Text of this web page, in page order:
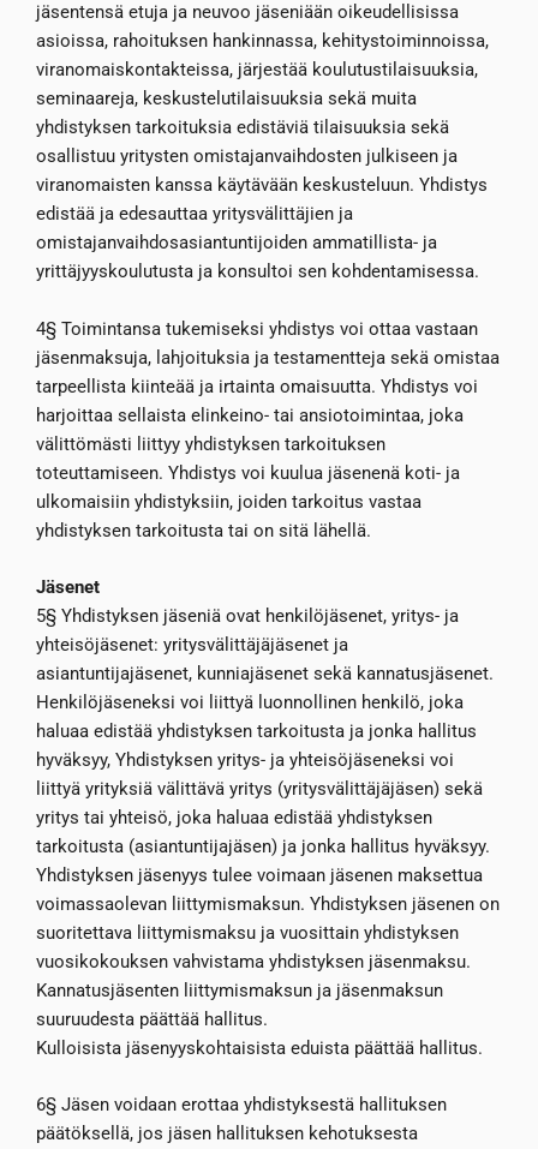
jäsentensä etuja ja neuvoo jäseniään oikeudellisissa
asioissa, rahoituksen hankinnassa, kehitystoiminnoissa,
viranomaiskontakteissa, järjestää koulutustilaisuuksia,
seminaareja, keskustelutilaisuuksia sekä muita
yhdistyksen tarkoituksia edistäviä tilaisuuksia sekä
osallistuu yritysten omistajanvaihdosten julkiseen ja
viranomaisten kanssa käytävään keskusteluun. Yhdistys
edistää ja edesauttaa yritysvälittäjien ja
omistajanvaihdosasiantuntijoiden ammatillista- ja
yrittäjyyskoulutusta ja konsultoi sen kohdentamisessa.
4§ Toimintansa tukemiseksi yhdistys voi ottaa vastaan
jäsenmaksuja, lahjoituksia ja testamentteja sekä omistaa
tarpeellista kiinteää ja irtainta omaisuutta. Yhdistys voi
harjoittaa sellaista elinkeino- tai ansiotoimintaa, joka
välittömästi liittyy yhdistyksen tarkoituksen
toteuttamiseen. Yhdistys voi kuulua jäsenenä koti- ja
ulkomaisiin yhdistyksiin, joiden tarkoitus vastaa
yhdistyksen tarkoitusta tai on sitä lähellä.
Jäsenet
5§ Yhdistyksen jäseniä ovat henkilöjäsenet, yritys- ja
yhteisöjäsenet: yritysvälittäjäjäsenet ja
asiantuntijajäsenet, kunniajäsenet sekä kannatusjäsenet.
Henkilöjäseneksi voi liittyä luonnollinen henkilö, joka
haluaa edistää yhdistyksen tarkoitusta ja jonka hallitus
hyväksyy, Yhdistyksen yritys- ja yhteisöjäseneksi voi
liittyä yrityksiä välittävä yritys (yritysvälittäjäjäsen) sekä
yritys tai yhteisö, joka haluaa edistää yhdistyksen
tarkoitusta (asiantuntijajäsen) ja jonka hallitus hyväksyy.
Yhdistyksen jäsenyys tulee voimaan jäsenen maksettua
voimassaolevan liittymismaksun. Yhdistyksen jäsenen on
suoritettava liittymismaksu ja vuosittain yhdistyksen
vuosikokouksen vahvistama yhdistyksen jäsenmaksu.
Kannatusjäsenten liittymismaksun ja jäsenmaksun
suuruudesta päättää hallitus.
Kulloisista jäsenyyskohtaisista eduista päättää hallitus.
6§ Jäsen voidaan erottaa yhdistyksestä hallituksen
päätöksellä, jos jäsen hallituksen kehotuksesta